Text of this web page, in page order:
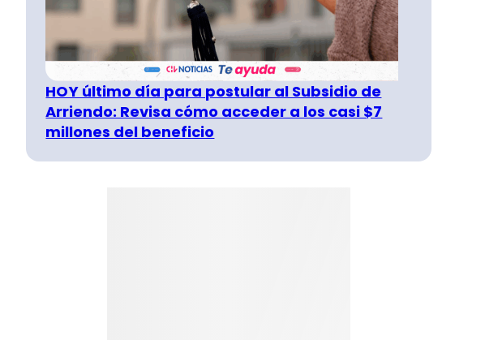
HOY último día para postular al Subsidio de
Arriendo: Revisa cómo acceder a los casi $7
millones del beneficio